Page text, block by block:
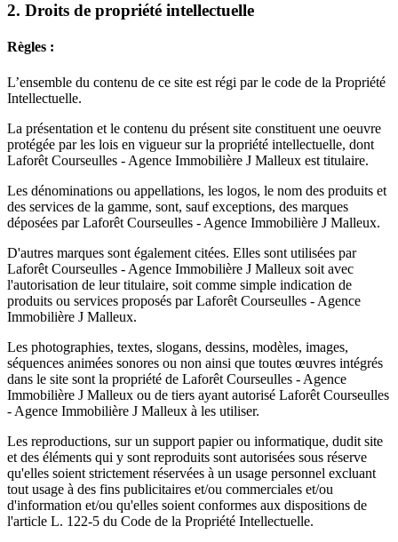
2. Droits de propriété intellectuelle
Règles :
L’ensemble du contenu de ce site est régi par le code de la Propriété
Intellectuelle.
La présentation et le contenu du présent site constituent une oeuvre
protégée par les lois en vigueur sur la propriété intellectuelle, dont
Laforêt Courseulles - Agence Immobilière J Malleux est titulaire.
Les dénominations ou appellations, les logos, le nom des produits et
des services de la gamme, sont, sauf exceptions, des marques
déposées par Laforêt Courseulles - Agence Immobilière J Malleux.
D'autres marques sont également citées. Elles sont utilisées par
Laforêt Courseulles - Agence Immobilière J Malleux soit avec
l'autorisation de leur titulaire, soit comme simple indication de
produits ou services proposés par Laforêt Courseulles - Agence
Immobilière J Malleux.
Les photographies, textes, slogans, dessins, modèles, images,
séquences animées sonores ou non ainsi que toutes œuvres intégrés
dans le site sont la propriété de Laforêt Courseulles - Agence
Immobilière J Malleux ou de tiers ayant autorisé Laforêt Courseulles
- Agence Immobilière J Malleux à les utiliser.
Les reproductions, sur un support papier ou informatique, dudit site
et des éléments qui y sont reproduits sont autorisées sous réserve
qu'elles soient strictement réservées à un usage personnel excluant
tout usage à des fins publicitaires et/ou commerciales et/ou
d'information et/ou qu'elles soient conformes aux dispositions de
l'article L. 122-5 du Code de la Propriété Intellectuelle.